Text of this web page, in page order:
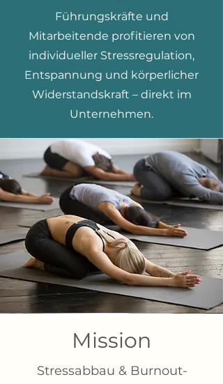
Führungskräfte und
Mitarbeitende profitieren von
individueller Stressregulation,
Entspannung und körperlicher
Widerstandskraft – direkt im
Unternehmen.
Mission
Stressabbau & Burnout-